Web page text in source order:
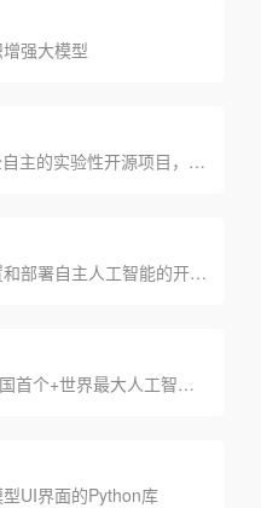
强大模型
爆火的实现GPT-4完全自主的实验性开源项目，GitHub超10万星
在浏览器中组装、配置和部署自主人工智能的开源项目
智源“悟道”大模型，中国首个+世界最大人工智能大模型
UI界面的Python库